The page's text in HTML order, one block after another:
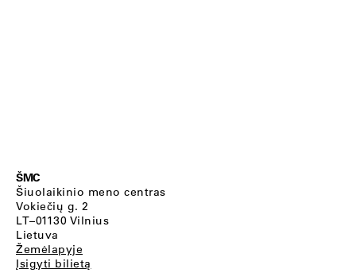
ŠMC
Šiuolaikinio meno centras
Vokiečių g. 2
LT–01130 Vilnius
Lietuva
Žemėlapyje
Įsigyti bilietą